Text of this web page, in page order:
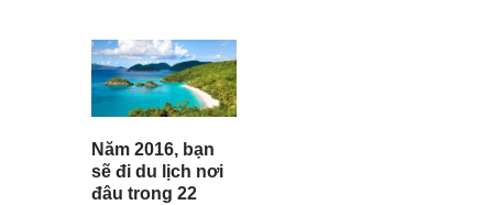
Năm 2016, bạn
sẽ đi du lịch nơi
đâu trong 22